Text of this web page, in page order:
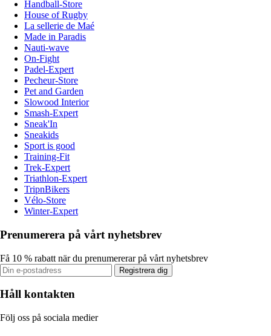
Handball-Store
House of Rugby
La sellerie de Maé
Made in Paradis
Nauti-wave
On-Fight
Padel-Expert
Pecheur-Store
Pet and Garden
Slowood Interior
Smash-Expert
Sneak'In
Sneakids
Sport is good
Training-Fit
Trek-Expert
Triathlon-Expert
TripnBikers
Vélo-Store
Winter-Expert
Prenumerera på vårt nyhetsbrev
Få 10 % rabatt när du prenumererar på vårt nyhetsbrev
Registrera dig
Håll kontakten
Följ oss på sociala medier